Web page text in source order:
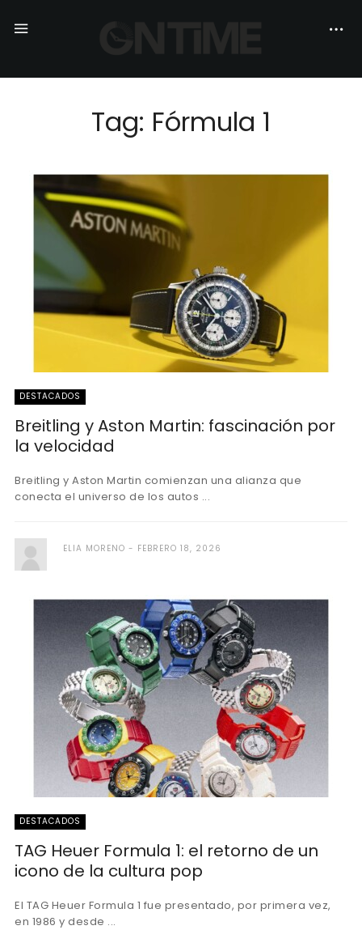
Tag: Fórmula 1
DESTACADOS
Breitling y Aston Martin: fascinación por
la velocidad
Breitling y Aston Martin comienzan una alianza que
conecta el universo de los autos ...
ELIA MORENO FEBRERO 18, 2026
DESTACADOS
TAG Heuer Formula 1: el retorno de un
icono de la cultura pop
El TAG Heuer Formula 1 fue presentado, por primera vez,
en 1986 y desde ...